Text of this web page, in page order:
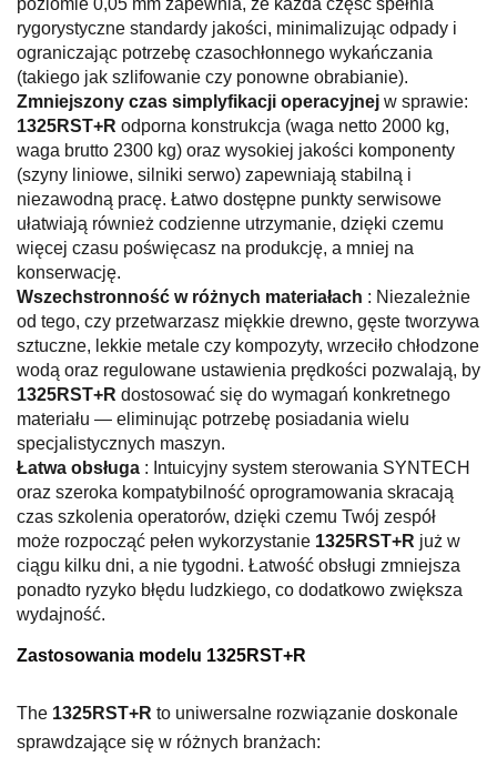
rygorystyczne standardy jakości, minimalizując odpady i
ograniczając potrzebę czasochłonnego wykańczania
(takiego jak szlifowanie czy ponowne obrabianie).
Zmniejszony czas simplyfikacji operacyjnej w sprawie:
1325RST+R odporna konstrukcja (waga netto 2000 kg,
waga brutto 2300 kg) oraz wysokiej jakości komponenty
(szyny liniowe, silniki serwo) zapewniają stabilną i
niezawodną pracę. Łatwo dostępne punkty serwisowe
ułatwiają również codzienne utrzymanie, dzięki czemu
więcej czasu poświęcasz na produkcję, a mniej na
konserwację.
Wszechstronność w różnych materiałach : Niezależnie
od tego, czy przetwarzasz miękkie drewno, gęste tworzywa
sztuczne, lekkie metale czy kompozyty, wrzeciło chłodzone
wodą oraz regulowane ustawienia prędkości pozwalają, by
1325RST+R dostosować się do wymagań konkretnego
materiału — eliminując potrzebę posiadania wielu
specjalistycznych maszyn.
Łatwa obsługa : Intuicyjny system sterowania SYNTECH
oraz szeroka kompatybilność oprogramowania skracają
czas szkolenia operatorów, dzięki czemu Twój zespół
może rozpocząć pełen wykorzystanie 1325RST+R już w
ciągu kilku dni, a nie tygodni. Łatwość obsługi zmniejsza
ponadto ryzyko błędu ludzkiego, co dodatkowo zwiększa
wydajność.
Zastosowania modelu 1325RST+R
The 1325RST+R to uniwersalne rozwiązanie doskonale
sprawdzające się w różnych branżach: